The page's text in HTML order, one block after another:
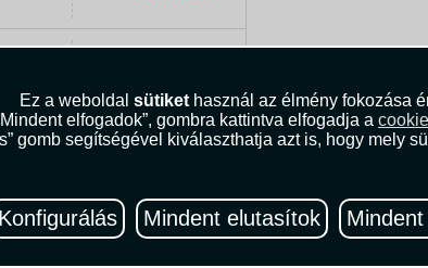
Ez a weboldal sütikethasznál az élmény fokozása
elfogadok”, gombra kattintva elfogadja a
gomb segítségével kiválaszthatja azt is, hogy mely
Konfigurálás Mindent elutasítok
5